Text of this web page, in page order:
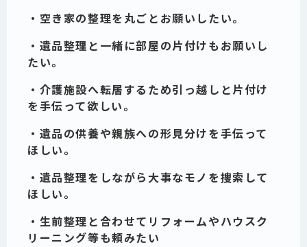
・空き家の整理を丸ごとお願いしたい。
・遺品整理と一緒に部屋の片付けもお願いし
たい。
・介護施設へ転居するため引っ越しと片付け
を手伝って欲しい。
・遺品の供養や親族への形見分けを手伝って
ほしい。
・遺品整理をしながら大事なモノを捜索して
ほしい。
・生前整理と合わせてリフォームやハウスク
リーニング等も頼みたい